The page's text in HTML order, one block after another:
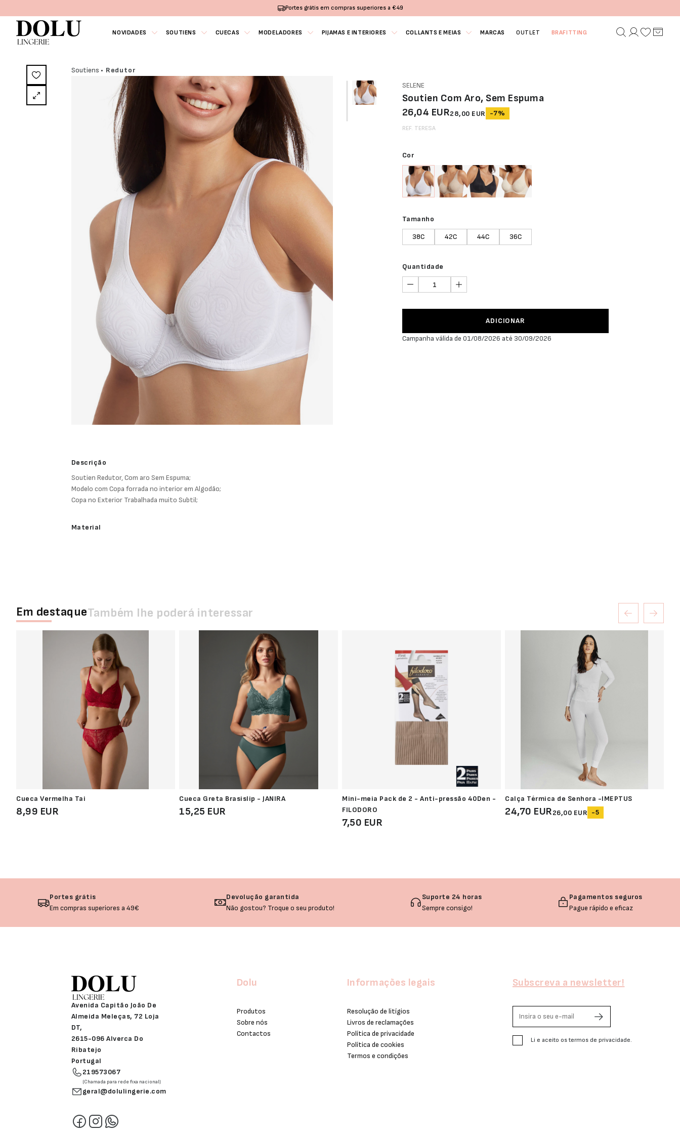
Portes grátis em compras superiores a €49
NOVIDADES SOUTIENS CUECAS MODELADORES PIJAMAS E INTERIORES COLLANTS E MEIAS MARCAS OUTLET BRAFITTING
Soutiens • Redutor
Descrição
Soutien Redutor, Com aro Sem Espuma;
Modelo com Copa forrada no interior em Algodão;
Copa no Exterior Trabalhada muito Subtil;
Material
SELENE
Soutien Com Aro, Sem Espuma
26,04 EUR28,00 EUR -7%
REF. TERESA
Cor
Tamanho
38C 42C 44C 36C
Quantidade
ADICIONAR
Campanha válida de 01/08/2026 até 30/09/2026
Em destaqueTambém lhe poderá interessar
Cueca Vermelha Tai
8,99 EUR
Cueca Greta Brasislip - JANIRA
15,25 EUR
Mini-meia Pack de 2 - Anti-pressão 40Den -
FILODORO
7,50 EUR
Calça Térmica de Senhora -IMEPTUS
24,70 EUR26,00 EUR -5
Portes grátis
Em compras superiores a 49€
Devolução garantida
Não gostou? Troque o seu produto!
Suporte 24 horas
Sempre consigo!
Pagamentos seguros
Pague rápido e eficaz
Avenida Capitão João De
Almeida Meleças, 72 Loja
DT,
2615-096 Alverca Do
Ribatejo
Portugal
219573067
(Chamada para rede fixa nacional)
geral@dolulingerie.com
Dolu
Produtos
Sobre nós
Contactos
Informações legais
Resolução de litígios
Livros de reclamações
Política de privacidade
Política de cookies
Termos e condições
Subscreva a newsletter!
Li e aceito os termos de privacidade.